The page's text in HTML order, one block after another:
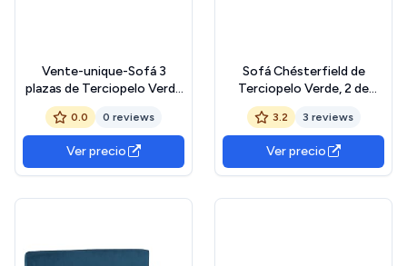
Vente-unique-Sofá 3
plazas de Terciopelo Verde
Chesterfield
0.0 0 reviews
Ver precio
Sofá Chésterfield de
Terciopelo Verde, 2 de
Plazas. Elegante, Clásico y
de Calidad, Diseño Vintage
Sofisticado para Salón,
Eventos y Hogar.
3.2 3 reviews
Ver precio